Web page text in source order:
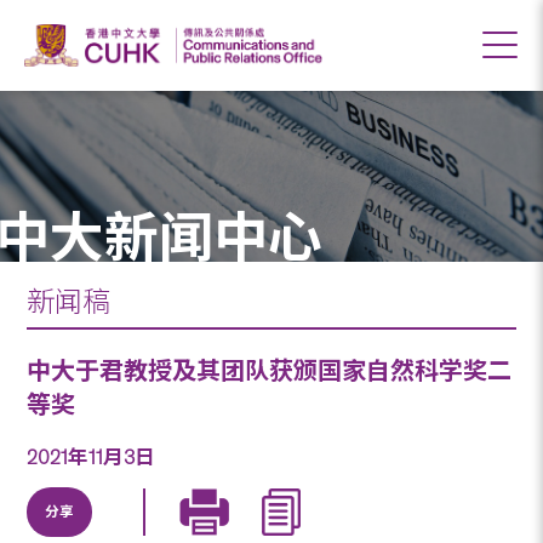
大新闻中心
新闻稿
中大于君教授及其团队获颁国家自然科学奖二
等奖
2021年11月3日
分享